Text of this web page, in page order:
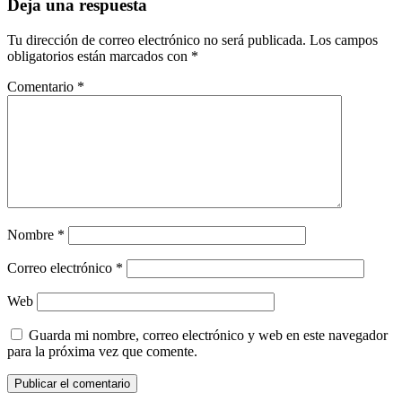
Deja una respuesta
Tu dirección de correo electrónico no será publicada. Los campos
obligatorios están marcados con *
Comentario *
Nombre *
Correo electrónico *
Web
Guarda mi nombre, correo electrónico y web en este navegador
para la próxima vez que comente.